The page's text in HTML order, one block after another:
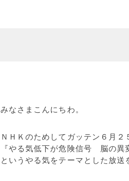
みなさまこんにちわ。
ＮＨＫのためしてガッテン６月２
『やる気低下が危険信号 脳の異
というやる気をテーマとした放送